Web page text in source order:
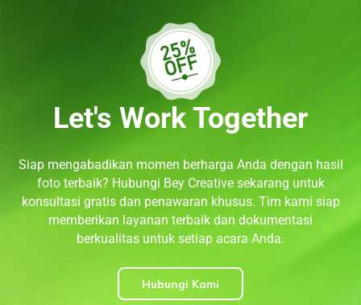
Let's Work Together
Siap mengabadikan momen berharga Anda dengan hasil
foto terbaik? Hubungi Bey Creative sekarang untuk
konsultasi gratis dan penawaran khusus. Tim kami siap
memberikan layanan terbaik dan dokumentasi
berkualitas untuk setiap acara Anda.
Hubungi Kami